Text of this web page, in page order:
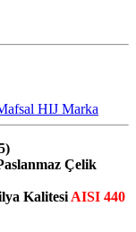
HIJ Marka
Çelik
Kalitesi AISI 440